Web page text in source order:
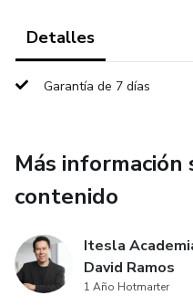
Mario Alonso Puig, este
y entrenar el coraje como
reflexiones y espacios
permitirán aplicar lo
Detalles
Garantía de 7 días
Más
contenido
Itesla
David Ramos
1 Año Hotmarter